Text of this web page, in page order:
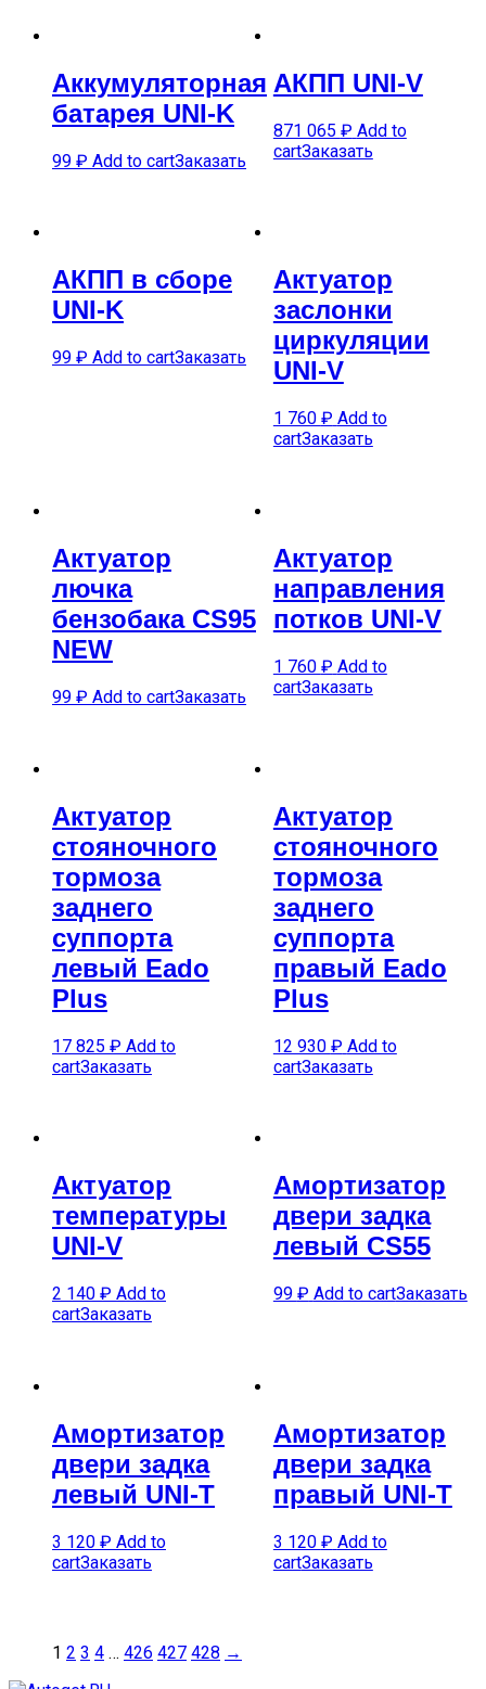
Аккумуляторная
батарея UNI-K
99 ₽ Add to cartЗаказать
АКПП UNI-V
871 065 ₽ Add to
cartЗаказать
АКПП в сборе
UNI-K
99 ₽ Add to cartЗаказать
Актуатор
заслонки
циркуляции
UNI-V
1 760 ₽ Add to
cartЗаказать
Актуатор
лючка
бензобака CS95
NEW
99 ₽ Add to cartЗаказать
Актуатор
направления
потков UNI-V
1 760 ₽ Add to
cartЗаказать
Актуатор
стояночного
тормоза
заднего
суппорта
левый Eado
Plus
17 825 ₽ Add to
cartЗаказать
Актуатор
стояночного
тормоза
заднего
суппорта
правый Eado
Plus
12 930 ₽ Add to
cartЗаказать
Актуатор
температуры
UNI-V
2 140 ₽ Add to
cartЗаказать
Амортизатор
двери задка
левый CS55
99 ₽ Add to cartЗаказать
Амортизатор
двери задка
левый UNI-T
3 120 ₽ Add to
cartЗаказать
Амортизатор
двери задка
правый UNI-T
3 120 ₽ Add to
cartЗаказать
1 2 3 4 … 426 427 428 →